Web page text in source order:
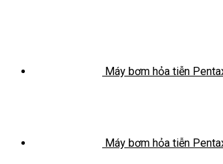
Máy bơm hỏa tiễn
Máy bơm hỏa tiễn